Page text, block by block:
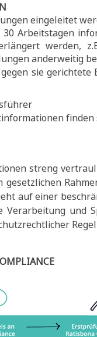
eingeleitet
Arbeitstagen
werden,
anderweitig
sie
finden
streng
auf einer
Verarbeitung und